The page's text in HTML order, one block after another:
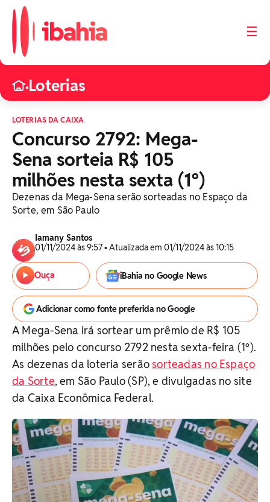
☰
•Loterias
LOTERIAS DA CAIXA
Concurso 2792: Mega-
Sena sorteia R$ 105
milhões nesta sexta (1º)
Dezenas da Mega-Sena serão sorteadas no Espaço da
Sorte, em São Paulo
Iamany Santos
01/11/2024 às 9:57 • Atualizada em 01/11/2024 às 10:15
Ouça iBahia no Google News
Adicionar como fonte preferida no Google
A Mega-Sena irá sortear um prêmio de R$ 105
milhões pelo concurso 2792 nesta sexta-feira (1º).
As dezenas da loteria serãosorteadas no Espaço
da Sorte, em São Paulo (SP), e divulgadas no site
da Caixa Econômica Federal.